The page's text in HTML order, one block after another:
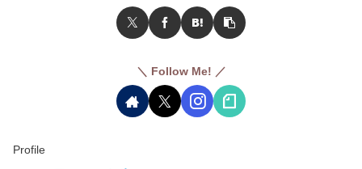
＼ Follow Me! ／
Profile